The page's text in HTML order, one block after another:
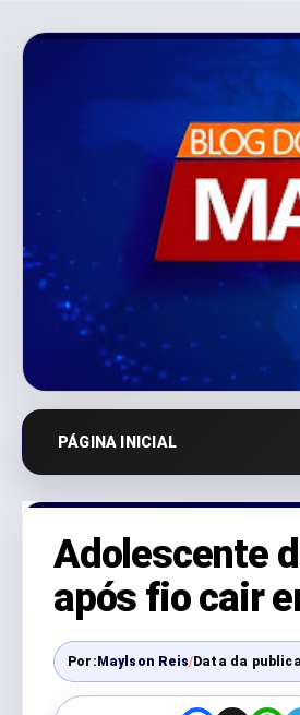
PÁGINA INICIAL
Adolescente
após fio cair
Por:Maylson Reis/Data da